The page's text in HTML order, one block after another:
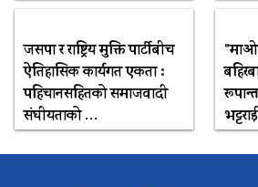
जसपा र राष्ट्रिय मुक्ति पार्टीबीच
ऐतिहासिक कार्यगत एकता :
पहिचानसहितको समाजवादी
संघीयताको …